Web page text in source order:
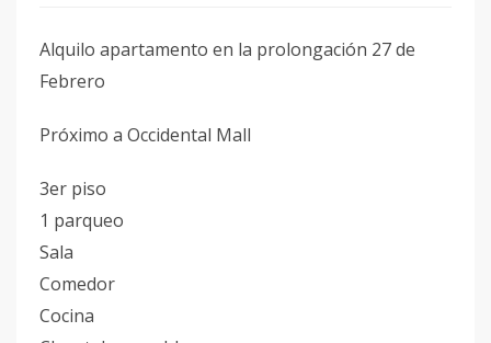
Alquilo apartamento en la prolongación 27 de
Febrero
Próximo a Occidental Mall
3er piso
1 parqueo
Sala
Comedor
Cocina